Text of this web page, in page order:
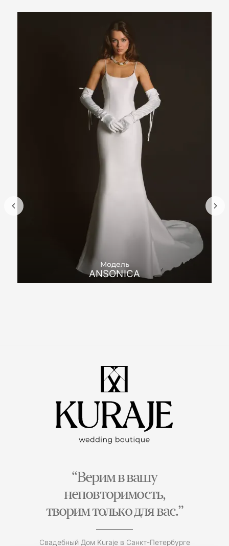
Модель
ANSONICA
“Верим в вашу
неповторимость,
творим только для вас.”
Свадебный Дом Kuraje в Санкт-Петербурге